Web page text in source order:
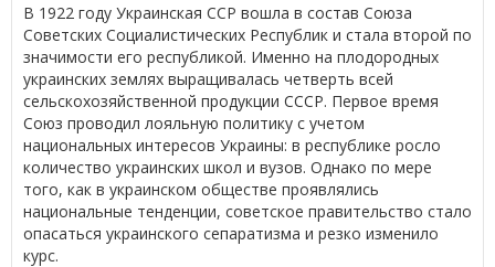
В 1922 году Украинская ССР вошла в состав Союза
Советских Социалистических Республик и стала второй по
значимости его республикой. Именно на плодородных
украинских землях выращивалась четверть всей
сельскохозяйственной продукции СССР. Первое время
Союз проводил лояльную политику с учетом
национальных интересов Украины: в республике росло
количество украинских школ и вузов. Однако по мере
того, как в украинском обществе проявлялись
национальные тенденции, советское правительство стало
опасаться украинского сепаратизма и резко изменило
курс.